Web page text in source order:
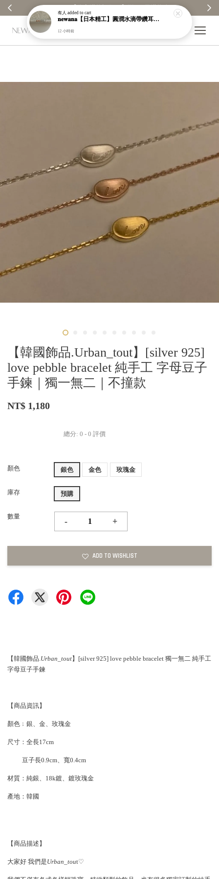
【韓國飾品.Urban_tout】[silver 925]
love pebble bracelet 純手工 字母豆子
手鍊｜獨一無二｜不撞款
NT$ 1,180
總分: 0 - 0 評價
顏色 銀色 金色 玫瑰金
庫存 預購
數量
- +
ADD TO WISHLIST
【韓國飾品.Urban_tout】[silver 925] love pebble bracelet 獨一無二 純手工
字母豆子手鍊
【商品資訊】
顏色﹔銀、金、玫瑰金
尺寸：全長17cm
豆子長0.9cm、寬0.4cm
材質：純銀、18k鍍、鍍玫瑰金
產地：韓國
【商品描述】
大家好 我們是Urban_tout♡
有人 added to cart
𝐧𝐞𝐰𝐚𝐧𝐚【日本精工】圓潤水滴帶鑽耳環｜耳針｜高保色｜純銀｜鍍玫瑰金｜現貨＋預購【n989】
12 小時前